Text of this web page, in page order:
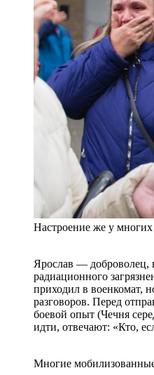
Настроение же у
Ярослав — доброволец,
радиационного
приходил в военкомат,
разговоров. Перед
боевой опыт (Чечня
идти, отвечают: «Кто,
Многие